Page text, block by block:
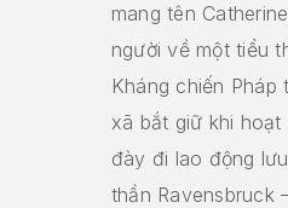
mang tên
người về một tiểu
Kháng chiến
xã bắt giữ khi
đày đi lao động
thần Ravensbruck